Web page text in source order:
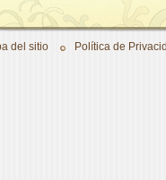
del sitio
Política de